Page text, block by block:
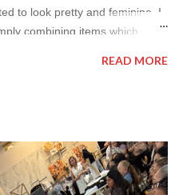
to look pretty and feminine. I
combining items which
add also a funny picture of me
wearing: Mango red coat
skirt, top and scarf
READ MORE